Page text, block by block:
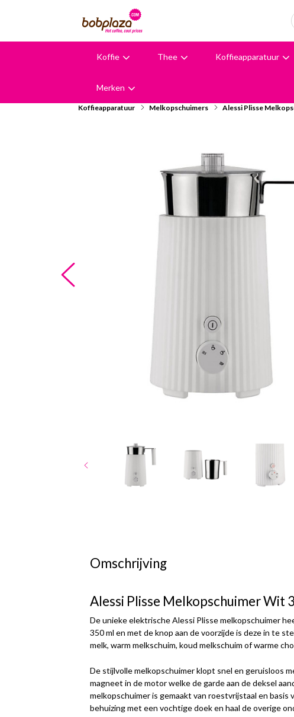
Koffie Thee Koffieapparatuur
Merken
Koffieapparatuur Melkopschuimers Alessi Plisse
Omschrijving
Alessi Plisse Melkopschuimer Wit
De unieke elektrische Alessi Plisse melkopschuimer
350 ml en met de knop aan de voorzijde is deze in te
melk, warm melkschuim, koud melkschuim of warme
De stijlvolle melkopschuimer klopt snel en geruisloos
magneet in de motor welke de garde aan de deksel
melkopschuimer is gemaakt van roestvrijstaal en basis
behuizing met een vochtige doek en haal de overige